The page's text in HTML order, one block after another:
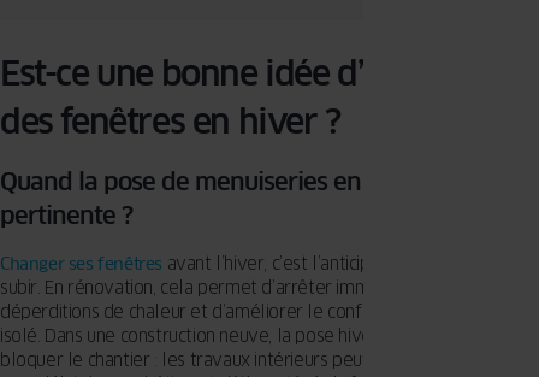
Est-ce une bonne idée d’installer
des fenêtres en hiver ?
Quand la pose de menuiseries en hiver est-elle
pertinente ?
Changer ses fenêtres avant l’hiver, c’est l’anticiper plutôt que le
subir. En rénovation, cela permet d’arrêter immédiatement les
déperditions de chaleur et d’améliorer le confort d’un logement mal
isolé. Dans une construction neuve, la pose hivernale évite de
bloquer le chantier : les travaux intérieurs peuvent se poursuivre